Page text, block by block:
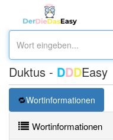
Duktus - DDDEasy
Wortinformationen
Wortinformationen